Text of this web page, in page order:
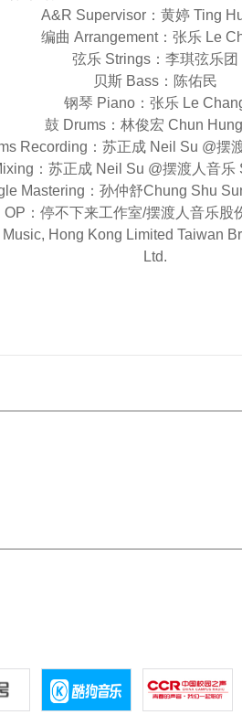
A&R Supervisor：黄婷 Ting
编曲 Arrangement：张乐 Le
弦乐 Strings：李琪弦乐团
贝斯 Bass：陈佑民
钢琴 Piano：张乐 Le
鼓 Drums：林俊宏 Chun
Recording：苏正成 Neil Su @摆
：苏正成 Neil Su @摆渡人音乐
Mastering：孙仲舒Chung Shu
OP：停不下来工作室/摆渡人音乐股
Hong Kong Limited Taiwan
Ltd.